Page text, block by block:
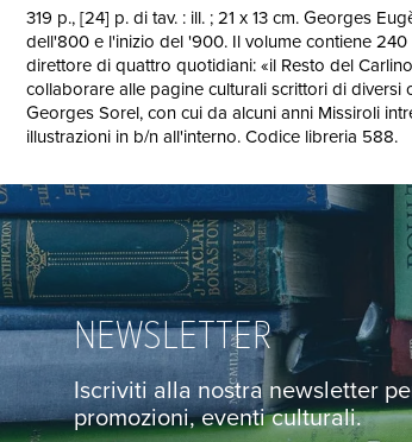
319 p., [24] p. di tav. : ill. ; 21 x 13 cm. Georges
dell'800 e l'inizio del '900. Il volume contiene
direttore di quattro quotidiani: «il Resto del
collaborare alle pagine culturali scrittori di diversi
Georges Sorel, con cui da alcuni anni Missiroli
illustrazioni in b/n all'interno. Codice libreria 588.
NEWSLETTER
Iscriviti alla nostra newsletter
promozioni, eventi culturali.